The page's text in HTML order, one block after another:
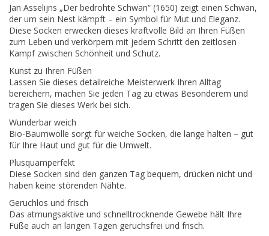
Jan Asselijns „Der bedrohte Schwan“ (1650) zeigt einen Schwan,
der um sein Nest kämpft – ein Symbol für Mut und Eleganz.
Diese Socken erwecken dieses kraftvolle Bild an Ihren Füßen
zum Leben und verkörpern mit jedem Schritt den zeitlosen
Kampf zwischen Schönheit und Schutz.
Kunst zu Ihren Füßen
Lassen Sie dieses detailreiche Meisterwerk Ihren Alltag
bereichern, machen Sie jeden Tag zu etwas Besonderem und
tragen Sie dieses Werk bei sich.
Wunderbar weich
Bio-Baumwolle sorgt für weiche Socken, die lange halten – gut
für Ihre Haut und gut für die Umwelt.
Plusquamperfekt
Diese Socken sind den ganzen Tag bequem, drücken nicht und
haben keine störenden Nähte.
Geruchlos und frisch
Das atmungsaktive und schnelltrocknende Gewebe hält Ihre
Füße auch an langen Tagen geruchsfrei und frisch.